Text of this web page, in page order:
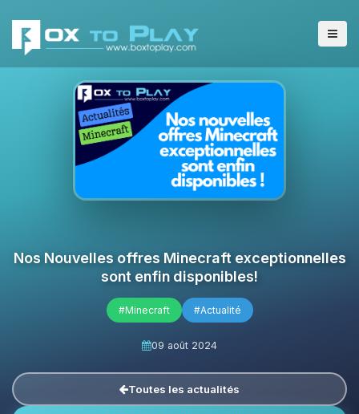
Nos Nouvelles offres Minecraft exceptionnelles
sont enfin disponibles!
#Minecraft #Actualité
09 août 2024
Toutes les actualités